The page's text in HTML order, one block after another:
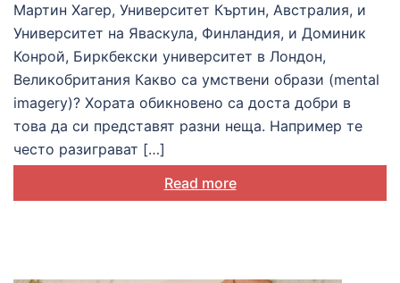
промяна на здравното
поведение
Мартин Хагер, Университет Къртин, Австралия, и
Университет на Яваскула, Финландия, и Доминик
Конрой, Биркбекски университет в Лондон,
Великобритания Какво са умствени образи (mental
imagery)? Хората обикновено са доста добри в
това да си представят разни неща. Например те
често разиграват […]
Read more